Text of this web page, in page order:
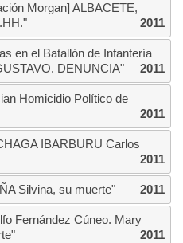
Morgan] ALBACETE,
2011
en el Batallón de Infantería
DENUNCIA"
2011
Homicidio Político de
2011
IBARBURU Carlos
2011
Silvina, su muerte" 2011
Fernández Cúneo. Mary
2011